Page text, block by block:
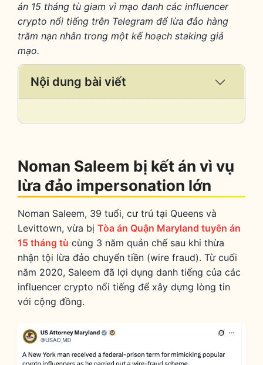
án 15 tháng tù giam vì mạo danh các influencer
crypto nổi tiếng trên Telegram để lừa đảo hàng
trăm nạn nhân trong một kế hoạch staking giả
mạo.
Nội dung bài viết
Noman Saleem bị kết án vì vụ
lừa đảo impersonation lớn
Noman Saleem, 39 tuổi, cư trú tại Queens và
Levittown, vừa bị Tòa án Quận Maryland tuyên án
15 tháng tù cùng 3 năm quản chế sau khi thừa
nhận tội lừa đảo chuyển tiền (wire fraud). Từ cuối
năm 2020, Saleem đã lợi dụng danh tiếng của các
influencer crypto nổi tiếng để xây dựng lòng tin
với cộng đồng.